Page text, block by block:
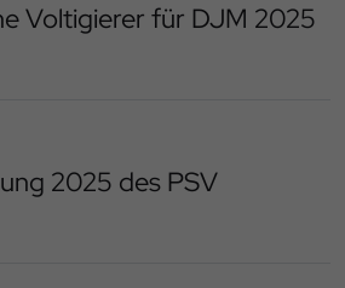
Voltigierer für DJM 2025
2025 des PSV